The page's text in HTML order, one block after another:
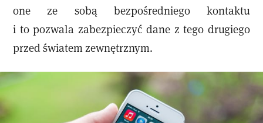
one ze sobą bezpośredniego kontaktu
i to pozwala zabezpieczyć dane z tego drugiego
przed światem zewnętrznym.